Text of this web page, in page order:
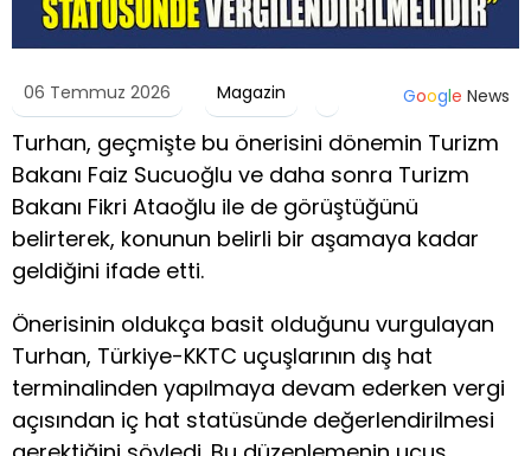
06 Temmuz 2026 Magazin Google News
Turhan, geçmişte bu önerisini dönemin Turizm
Bakanı Faiz Sucuoğlu ve daha sonra Turizm
Bakanı Fikri Ataoğlu ile de görüştüğünü
belirterek, konunun belirli bir aşamaya kadar
geldiğini ifade etti.
Önerisinin oldukça basit olduğunu vurgulayan
Turhan, Türkiye-KKTC uçuşlarının dış hat
terminalinden yapılmaya devam ederken vergi
açısından iç hat statüsünde değerlendirilmesi